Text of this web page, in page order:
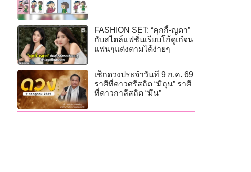
FASHION SET: “คุกกี้-ญดา”
กับสไตล์แฟชั่นเรียบโก้ดูเก๋จน
แฟนๆแต่งตามได้ง่ายๆ
เช็กดวงประจำวันที่ 9 ก.ค. 69
ราศีที่ดาวศรีสถิต “มิถุน” ราศี
ที่ดาวกาลีสถิต “มีน”